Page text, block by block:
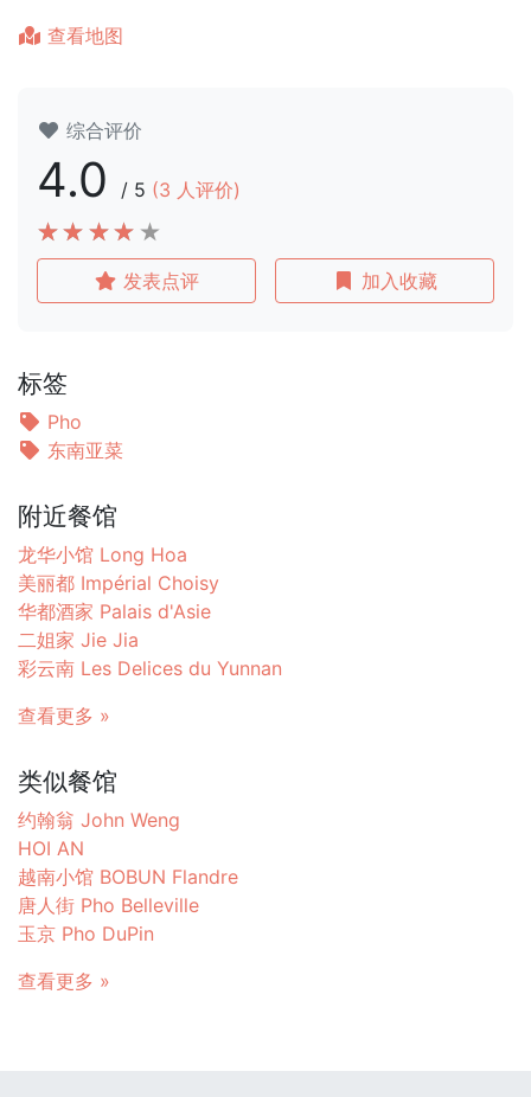
查看地图
综合评价
4.0 / 5 (3 人评价)
发表点评 加入收藏
标签
Pho
东南亚菜
附近餐馆
龙华小馆 Long Hoa
美丽都 Impérial Choisy
华都酒家 Palais d'Asie
二姐家 Jie Jia
彩云南 Les Delices du Yunnan
查看更多 »
类似餐馆
约翰翁 John Weng
HOI AN
越南小馆 BOBUN Flandre
唐人街 Pho Belleville
玉京 Pho DuPin
查看更多 »